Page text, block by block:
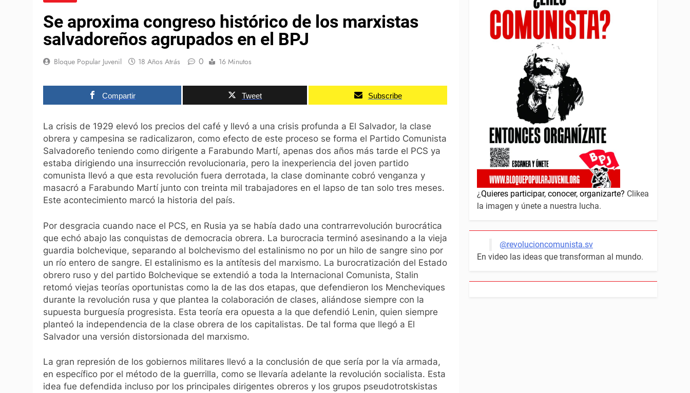
Se aproxima congreso histórico de los marxistas
salvadoreños agrupados en el BPJ
Bloque Popular Juvenil 18 Años Atrás 0 16 Minutos
Compartir Tweet Subscribe
La crisis de 1929 elevó los precios del café y llevó a una crisis profunda a El Salvador, la clase
obrera y campesina se radicalizaron, como efecto de este proceso se forma el Partido Comunista
Salvadoreño teniendo como dirigente a Farabundo Martí, apenas dos años más tarde el PCS ya
estaba dirigiendo una insurrección revolucionaria, pero la inexperiencia del joven partido
comunista llevó a que esta revolución fuera derrotada, la clase dominante cobró venganza y
masacró a Farabundo Martí junto con treinta mil trabajadores en el lapso de tan solo tres meses.
Este acontecimiento marcó la historia del país.
Por desgracia cuando nace el PCS, en Rusia ya se había dado una contrarrevolución burocrática
que echó abajo las conquistas de democracia obrera. La burocracia terminó asesinando a la vieja
guardia bolchevique, separando al bolchevismo del estalinismo no por un hilo de sangre sino por
un río entero de sangre. El estalinismo es la antítesis del marxismo. La burocratización del Estado
obrero ruso y del partido Bolchevique se extendió a toda la Internacional Comunista, Stalin
retomó viejas teorías oportunistas como la de las dos etapas, que defendieron los Mencheviques
durante la revolución rusa y que plantea la colaboración de clases, aliándose siempre con la
supuesta burguesía progresista. Esta teoría era opuesta a la que defendió Lenin, quien siempre
planteó la independencia de la clase obrera de los capitalistas. De tal forma que llegó a El
Salvador una versión distorsionada del marxismo.
La gran represión de los gobiernos militares llevó a la conclusión de que sería por la vía armada,
en específico por el método de la guerrilla, como se llevaría adelante la revolución socialista. Esta
idea fue defendida incluso por los principales dirigentes obreros y los grupos pseudotrotskistas
¿Quieres participar, conocer, organizarte? Clikea
la imagen y únete a nuestra lucha.
@revolucioncomunista.sv
En video las ideas que transforman al mundo.